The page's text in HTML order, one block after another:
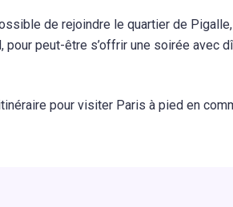
de rejoindre le quartier de
pour peut-être s’offrir une soirée avec
pour visiter Paris à pied en